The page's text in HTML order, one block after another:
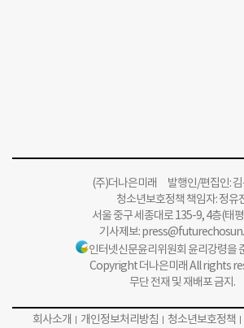
(주)더나은미래 발행인/편집인:
청소년보호정책 책임자: 정유
서울 중구 세종대로 135-9, 4층(태
기사제보:
인터넷신문윤리위원회 윤리강령을
Copyright 더나은미래 All rights
무단 전재 및 재배포 금지.
회사소개 개인정보처리방침 청소년보호정책